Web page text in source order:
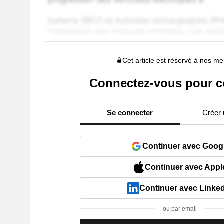
Cet article est réservé à nos
Connectez-vous pour
Se connecter Créer
Continuer avec
Continuer avec
Continuer avec
ou par email